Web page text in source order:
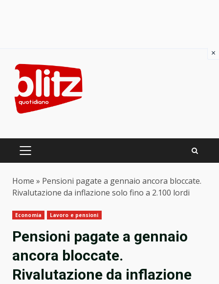
content
PRIMARY
Home » Pensioni pagate a gennaio ancora bloccate.
Rivalutazione da inflazione solo fino a 2.100 lordi
Economia Lavoro e pensioni
Pensioni pagate a gennaio
ancora bloccate.
Rivalutazione da inflazione
×